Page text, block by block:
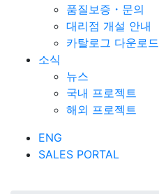
품질보증・문의
대리점 개설 안내
카탈로그 다운로드
소식
뉴스
국내 프로젝트
해외 프로젝트
ENG
SALES PORTAL